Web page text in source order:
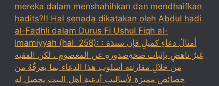
mereka dalam menshahihkan dan mendhaifkan
hadits?!! Hal senada dikatakan oleh Abdul hadi
al-Fadhli dalam Durus Fi Ushul Fiqh al-
Imamiyyah (hal. 258): : أمثالُ دعاءِ كميلِ فإن سندَهَ
غيرُ ناهضٍ بإثبات صحةِصدورهِ عن المعصومِ ، لكن الفقيه
من خلالِ مقارنته أسلوب هذا الدعاء بما يعرفُهُ من
خصائص مميزة لأساليب أدعية أهل البيت يحصل له